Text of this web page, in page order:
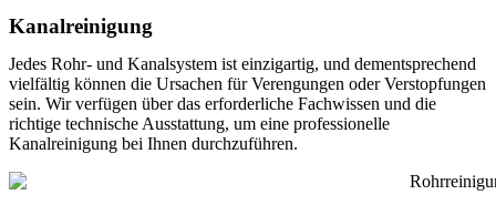
Kanalreinigung
Jedes Rohr- und Kanalsystem ist einzigartig, und dementsprechend
vielfältig können die Ursachen für Verengungen oder Verstopfungen
sein. Wir verfügen über das erforderliche Fachwissen und die
richtige technische Ausstattung, um eine professionelle
Kanalreinigung bei Ihnen durchzuführen.